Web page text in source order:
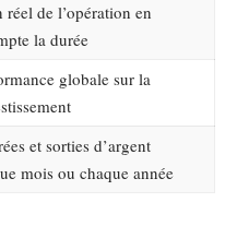
de l’opération en
la durée
globale sur la
et sorties d’argent
mois ou chaque année